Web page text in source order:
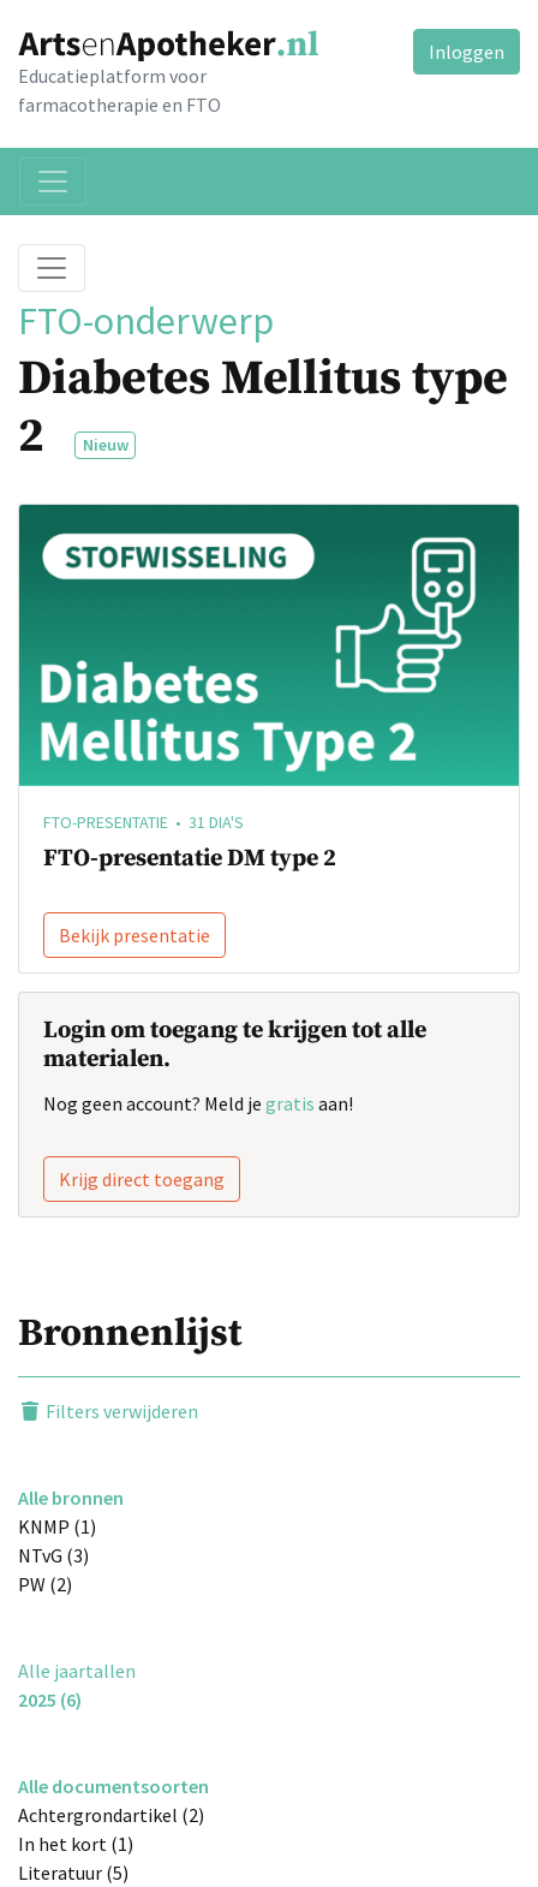
Educatieplatform voor
farmacotherapie en FTO
Inloggen
FTO-onderwerp
Diabetes Mellitus type
2
Nieuw
FTO-PRESENTATIE • 31 DIA'S
FTO-presentatie DM type 2
Bekijk presentatie
Login om toegang te krijgen tot alle
materialen.
Nog geen account? Meld je gratis aan!
Krijg direct toegang
Bronnenlijst
Filters verwijderen
Alle bronnen
KNMP (1)
NTvG (3)
PW (2)
Alle jaartallen
2025 (6)
Alle documentsoorten
Achtergrondartikel (2)
In het kort (1)
Literatuur (5)